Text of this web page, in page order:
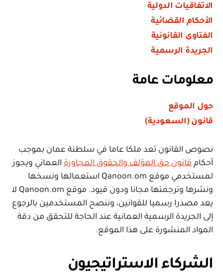
الاتفاقيات الدولية
الأحكام القضائية
الفتاوى القانونية
الجريدة الرسمية
معلومات عامة
حول الموقع
قانون (السعودية)
نصوص القانون تعد ملكا عاما في سلطنة عمان بموجب
أحكام قانون حق المؤلف والحقوق المجاورة العماني ويجوز
لمستخدمي موقع Qanoon.om استعمالها ونسخها
ونشرها وترجمتها مجانا ودون قيود. موقع Qanoon.om لا
يعد مصدرا رسميا للقوانين، وننصح المستخدمين بالرجوع
إلى الجريدة الرسمية العمانية عند الحاجة للتحقق من دقة
المواد المنشورة على هذا الموقع.
الشركاء الاستراتيجيون